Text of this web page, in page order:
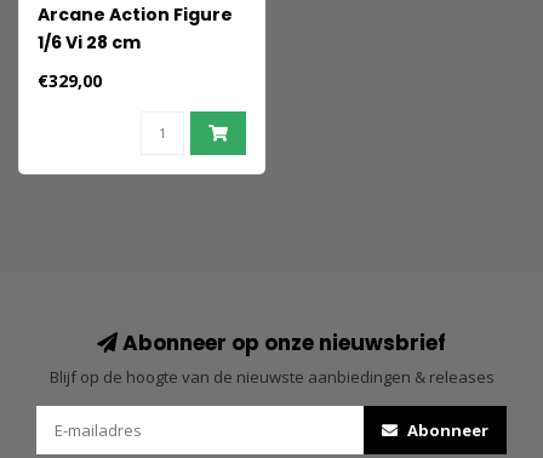
Arcane Action Figure
1/6 Vi 28 cm
€329,00
Abonneer op onze nieuwsbrief
Blijf op de hoogte van de nieuwste aanbiedingen & releases
Abonneer